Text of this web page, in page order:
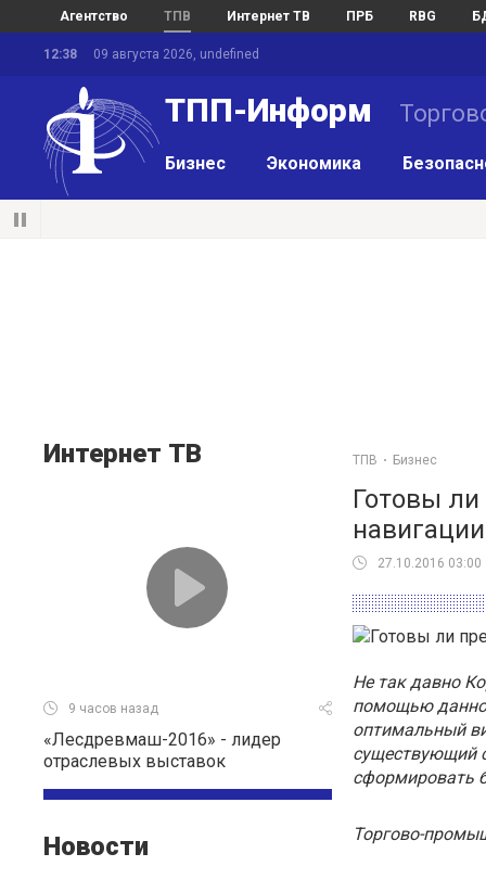
Агентство ТПВ Интернет ТВ ПРБ RBG
12:38 09 августа 2026, undefined
ТПП-Информ
Бизнес Экономика
Интернет ТВ
9 часов назад
«Лесдревмаш-2016» - лидер
отраслевых выставок
Новости
ТПВ Бизнес
Готовы
27.10.2016 03:00
Не так давно
помощью
оптимальный
существующий
сформировать
Торгово-